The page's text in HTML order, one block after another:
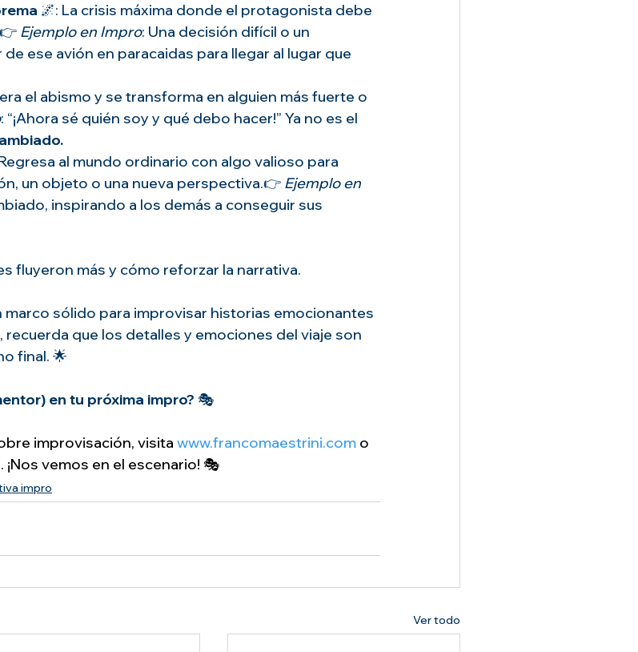
🌌: La crisis máxima donde el protagonista debe
Ejemplo en Impro: Una decisión difícil o un
ese avión en paracaidas para llegar al lugar que
el abismo y se transforma en alguien más fuerte o
: “¡Ahora sé quién soy y qué debo hacer!” Ya no es el
al mundo ordinario con algo valioso para
un objeto o una nueva perspectiva.👉 Ejemplo en
inspirando a los demás a conseguir sus
fluyeron más y cómo reforzar la narrativa.
marco sólido para improvisar historias emocionantes
recuerda que los detalles y emociones del viaje son
final. 🌟
en tu próxima impro? 🎭
improvisación, visita www.francomaestrini.com o
. ¡Nos vemos en el escenario! 🎭
impro
Ver todo